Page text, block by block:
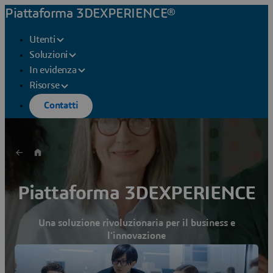
Piattaforma 3DEXPERIENCE®
Utenti
Soluzioni
In evidenza
Risorse
Contatti
Piattaforma 3DEXPERIENCE
Una soluzione rivoluzionaria per il business e
l'innovazione
Scopri in che modo utilizzando un'unica piattaforma per
l'intera organizzazione puoi reinventare prodotti ed